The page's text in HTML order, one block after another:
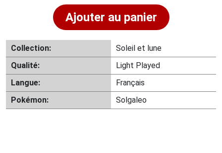
Ajouter au panier
Collection:
Soleil et lune
Qualité:
Light Played
Langue:
Français
Pokémon:
Solgaleo